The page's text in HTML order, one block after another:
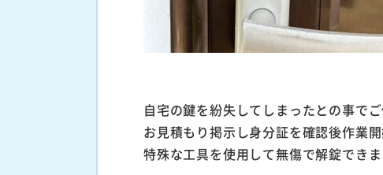
自宅の鍵を紛失してしまったとの事でご
お見積もり掲示し身分証を確認後作業開
特殊な工具を使用して無傷で解錠できま